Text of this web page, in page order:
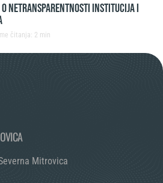
o netransparentnosti institucija i
čitanja: 2 min
Mitrovica